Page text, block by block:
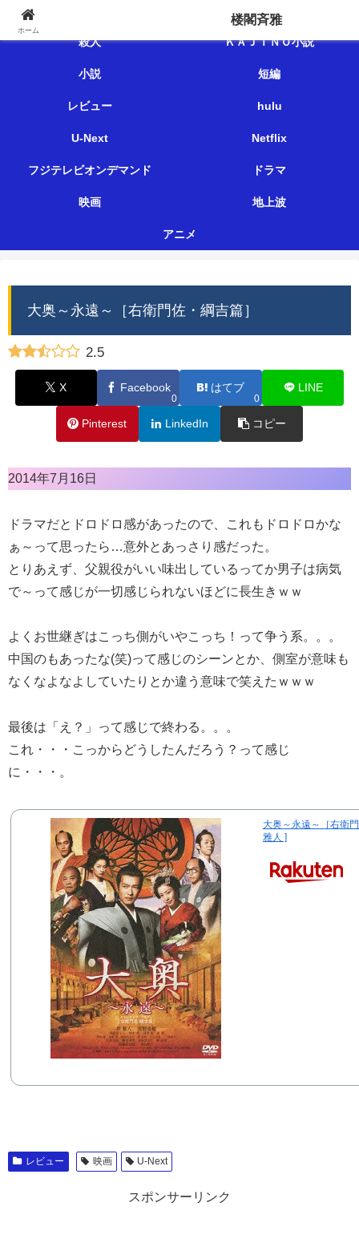
殺人 ＫＡＪＩＮＯ小説
小説 短編
レビュー hulu
U-Next Netflix
フジテレビオンデマンド ドラマ
映画 地上波
アニメ
大奥～永遠～［右衛門佐・綱吉篇］
2.5
X Facebook
0
はてブ
0
LINE
Pinterest LinkedIn コピー
2014年7月16日
ドラマだとドロドロ感があったので、これもドロドロかな
ぁ～って思ったら…意外とあっさり感だった。
とりあえず、父親役がいい味出しているってか男子は病気
で～って感じが一切感じられないほどに長生きｗｗ
よくお世継ぎはこっち側がいやこっち！って争う系。。。
中国のもあったな(笑)って感じのシーンとか、側室が意味も
なくなよなよしていたりとか違う意味で笑えたｗｗｗ
最後は「え？」って感じで終わる。。。
これ・・・こっからどうしたんだろう？って感じ
に・・・。
大奥～永遠～［右衛
雅人 ]
レビュー 映画 U-Next
スポンサーリンク
ホーム
楼閣斉雅